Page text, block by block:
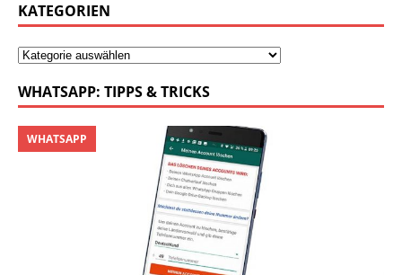
KATEGORIEN
WHATSAPP: TIPPS & TRICKS
WHATSAPP